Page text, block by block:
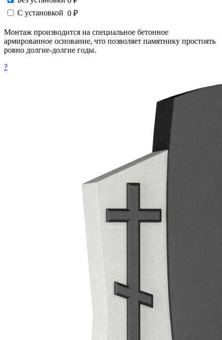
С установкой 0 ₽
Монтаж производится на специальное бетонное
армированное основание, что позволяет памятнику простоять
ровно долгие-долгие годы.
?